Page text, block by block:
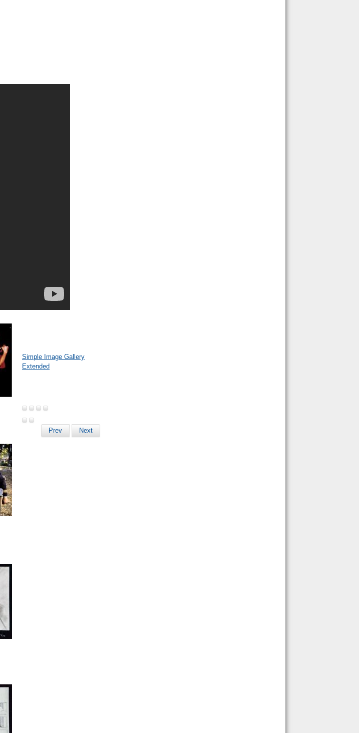
Simple Image Gallery
Extended
Prev Next